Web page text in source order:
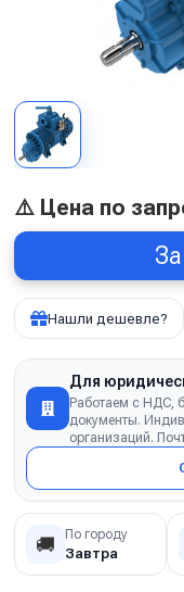
⚠️ Цена по
Нашли дешевле?
Для
Работаем с НДС,
документы.
организаций.
🚚 По городу
Завтра